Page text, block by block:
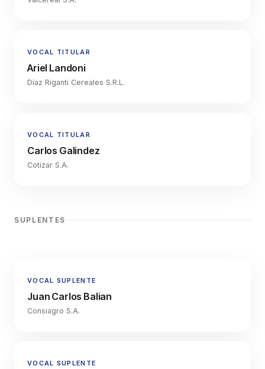
VOCAL TITULAR
Ariel Landoni
Díaz Riganti Cereales S.R.L.
VOCAL TITULAR
Carlos Galindez
Cotizar S.A.
SUPLENTES
VOCAL SUPLENTE
Juan Carlos Balian
Consiagro S.A.
VOCAL SUPLENTE